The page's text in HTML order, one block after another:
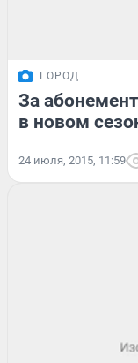
ГОРОД
За
в новом
24 июля, 2015, 11:59